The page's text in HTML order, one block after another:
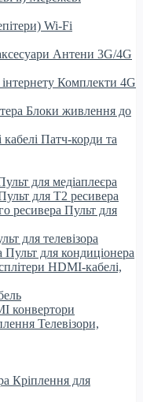
Wi-Fi
Антени 3G/4G
Комплекти 4G
Блоки живлення до
Патч-корди та
для медіаплеєра
для Т2 ресивера
Пульт для
для телевізора
Пульт для кондиціонера
HDMI-кабелі,
конвертори
Телевізори,
Кріплення для